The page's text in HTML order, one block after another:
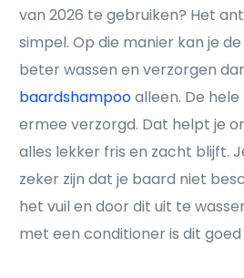
van 2026 te gebruiken? Het
simpel. Op die manier kan je
beter wassen en verzorgen
baardshampooalleen. De
ermee verzorgd. Dat helpt je
alles lekker fris en zacht blijft.
zeker zijn dat je baard niet
het vuil en door dit uit te
met een conditioner is dit